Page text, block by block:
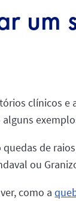
um
clínicos e
de
ou
como a